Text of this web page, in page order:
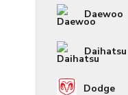
Daewoo
Daihatsu
Dodge